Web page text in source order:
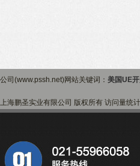
公司(www.pssh.net)网站关键词： 美国UE
上海鹏圣实业有限公司 版权所有 访问量统计